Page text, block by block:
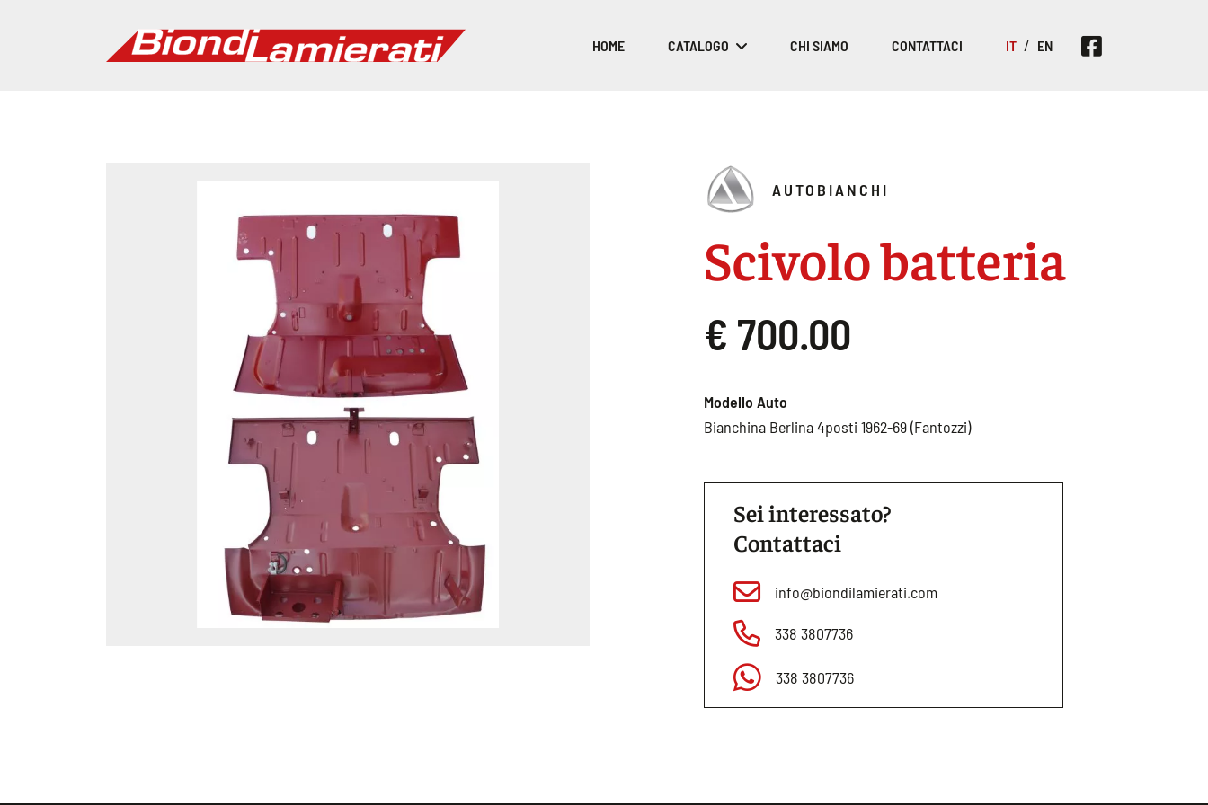
HOME CATALOGO CHI SIAMO CONTATTACI IT EN
AUTOBIANCHI
Scivolo batteria
€ 700.00
Modello Auto
Bianchina Berlina 4posti 1962-69 (Fantozzi)
Sei interessato?
Contattaci
info@biondilamierati.com
338 3807736
338 3807736